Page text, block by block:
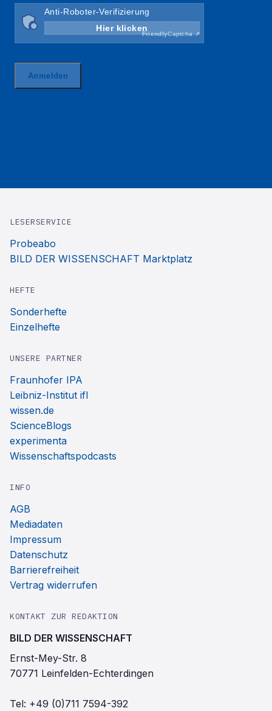
LESERSERVICE
Probeabo
BILD DER WISSENSCHAFT Marktplatz
HEFTE
Sonderhefte
Einzelhefte
UNSERE PARTNER
Fraunhofer IPA
Leibniz-Institut ifl
wissen.de
ScienceBlogs
experimenta
Wissenschaftspodcasts
INFO
AGB
Mediadaten
Impressum
Datenschutz
Barrierefreiheit
Vertrag widerrufen
KONTAKT ZUR REDAKTION
BILD DER WISSENSCHAFT
Ernst-Mey-Str. 8
70771 Leinfelden-Echterdingen
Tel: +49 (0)711 7594-392